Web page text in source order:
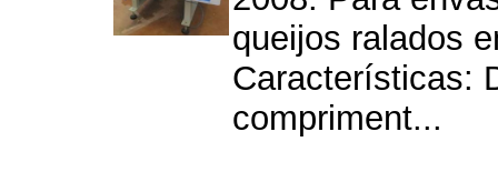
queijos ralados
Características:
compriment...